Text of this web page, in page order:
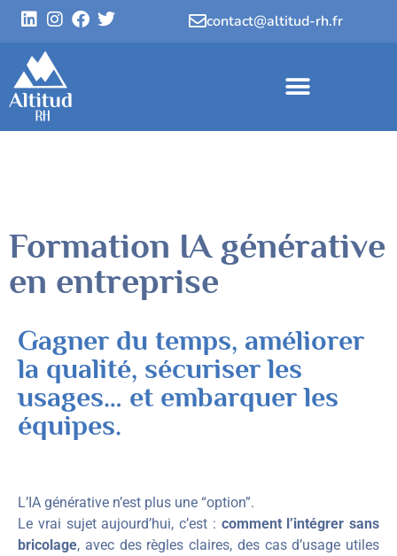
contact@altitud-rh.fr
Formation IA générative
en entreprise
Gagner du temps, améliorer
la qualité, sécuriser les
usages… et embarquer les
équipes.
L’IA générative n’est plus une “option”.
Le vrai sujet aujourd’hui, c’est : comment l’intégrer sans
bricolage, avec des règles claires, des cas d’usage utiles